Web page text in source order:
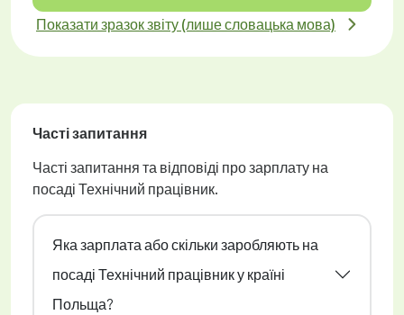
Показати зразок звіту (лише словацька мова)
Часті запитання
Часті запитання та відповіді про зарплату на
посаді Технічний працівник.
Яка зарплата або скільки заробляють на
посаді Технічний працівник у країні
Польща?